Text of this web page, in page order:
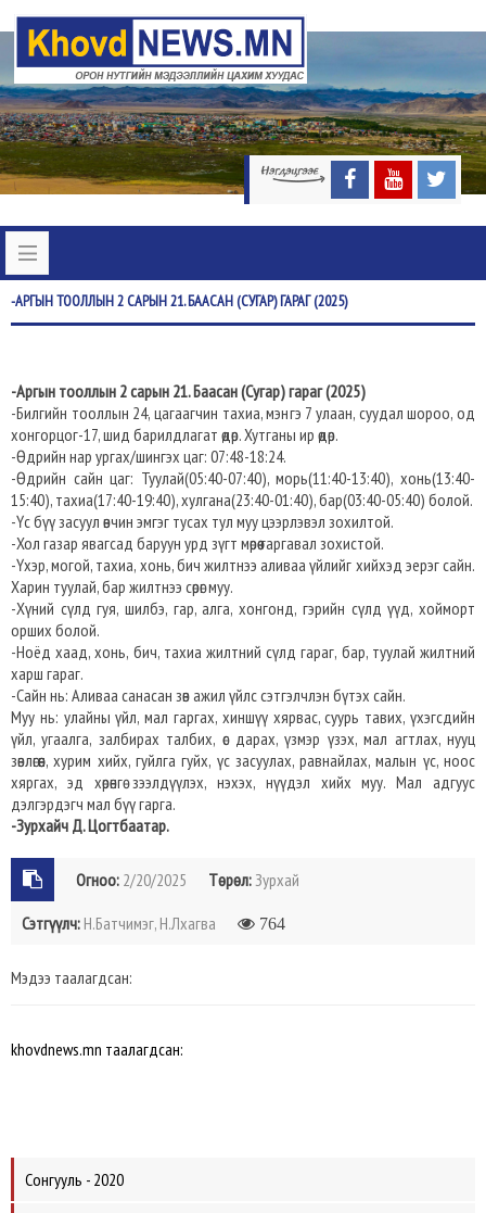
-АРГЫНТООЛЛЫН 2 САРЫН 21. БААСАН (СУГАР) ГАРАГ (2025)
-Аргын тооллын 2 сарын 21. Баасан (Сугар) гараг (2025)
-Билгийн тооллын 24, цагаагчин тахиа, мэнгэ 7 улаан, суудал шороо, од
хонгорцог-17, шид барилдлагат өдөр. Хутганы ир өдөр.
-Өдрийн нар ургах/шингэх цаг: 07:48-18:24.
-Өдрийн сайн цаг: Туулай(05:40-07:40), морь(11:40-13:40), хонь(13:40-
15:40), тахиа(17:40-19:40), хулгана(23:40-01:40), бар(03:40-05:40) болой.
-Үс бүү засуул өвчин эмгэг тусах тул муу цээрлэвэл зохилтой.
-Хол газар явагсад баруун урд зүгт мөрөө гаргавал зохистой.
-Үхэр, могой, тахиа, хонь, бич жилтнээ аливаа үйлийг хийхэд эерэг сайн.
Харин туулай, бар жилтнээ сөрөг муу.
-Хүний сүлд гуя, шилбэ, гар, алга, хонгонд, гэрийн сүлд үүд, хойморт
орших болой.
-Ноёд хаад, хонь, бич, тахиа жилтний сүлд гараг, бар, туулай жилтний
харш гараг.
-Сайн нь: Аливаа санасан зөв ажил үйлс сэтгэлчлэн бүтэх сайн.
Муу нь: улайны үйл, мал гаргах, хиншүү хярвас, суурь тавих, үхэгсдийн
үйл, угаалга, залбирах талбих, өс дарах, үзмэр үзэх, мал агтлах, нууц
зөвлөгөөн, хурим хийх, гуйлга гуйх, үс засуулах, равнайлах, малын үс, ноос
хяргах, эд хөрөнгө зээлдүүлэх, нэхэх, нүүдэл хийх муу. Мал адгуус
дэлгэрдэгч мал бүү гарга.
-Зурхайч Д. Цогтбаатар.
Огноо: 2/20/2025 Төрөл:Зурхай
Сэтгүүлч: Н.Батчимэг, Н.Лхагва 764
Мэдээ таалагдсан:
khovdnews.mn таалагдсан:
Сонгууль - 2020